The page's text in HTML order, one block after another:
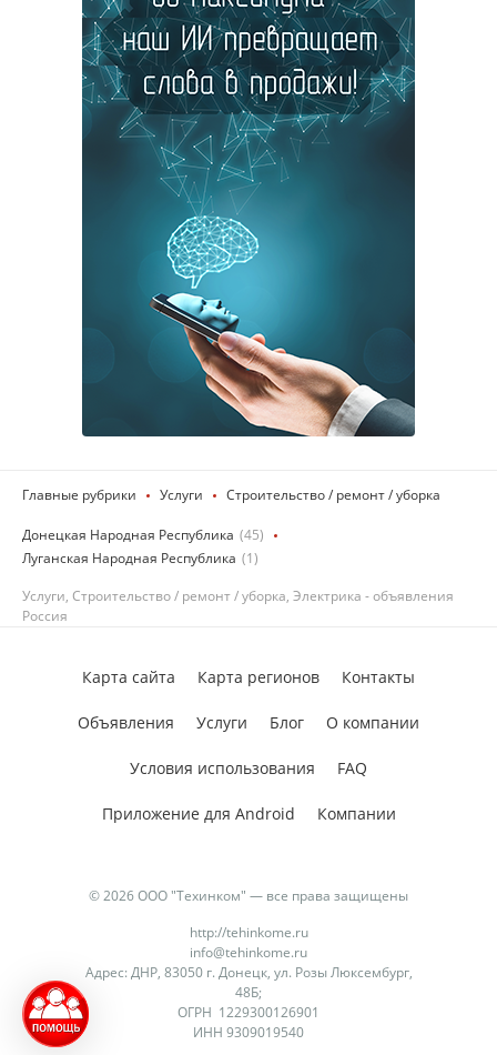
Главные рубрики Услуги Строительство / ремонт / уборка
Донецкая Народная Республика (45)
Луганская Народная Республика (1)
Услуги, Строительство / ремонт / уборка, Электрика - объявления
Россия
© 2026 ООО "Техинком" — все права защищены
http://tehinkome.ru
info@tehinkome.ru
Адрес: ДНР, 83050 г. Донецк, ул. Розы Люксембург,
48Б;
ОГРН 1229300126901
ИНН 9309019540
Карта сайта Карта регионов Контакты
Объявления Услуги Блог О компании
Условия использования FAQ
Приложение для Android Компании